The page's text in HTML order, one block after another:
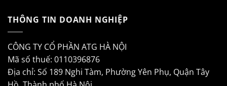
THÔNG TIN DOANH NGHIỆP
CÔNG TY CỔ PHẦN ATG HÀ NỘI
Mã số thuế: 0110396876
Địa chỉ: Số 189 Nghi Tàm, Phường Yên Phụ, Quận Tây